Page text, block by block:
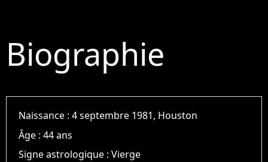
Biographie
Naissance :4 septembre 1981, Houston
Âge :44 ans
Signe astrologique :Vierge